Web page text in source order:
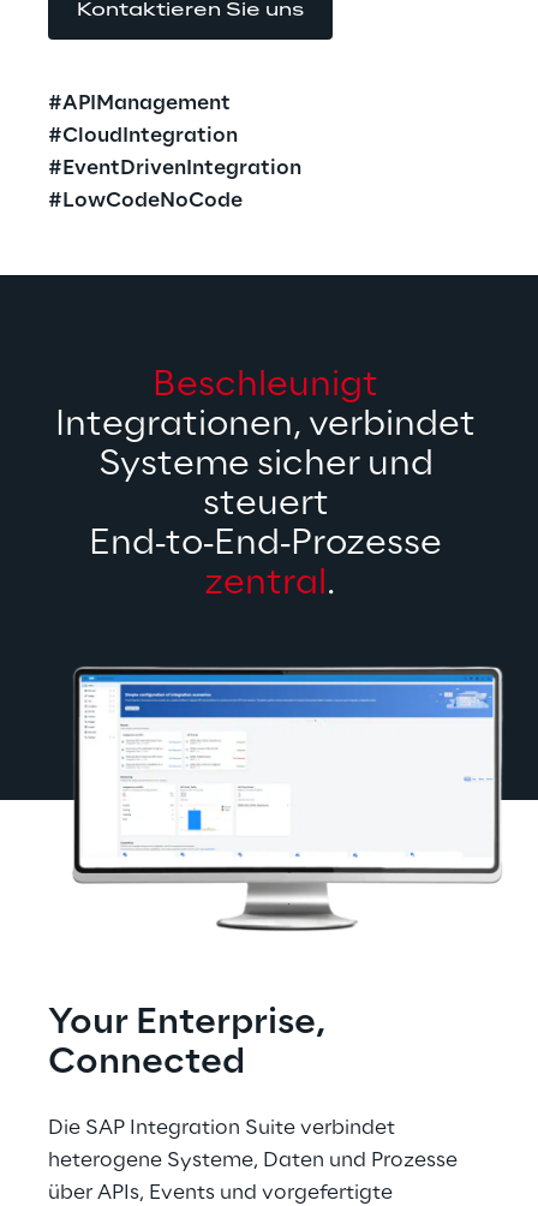
Kontaktieren Sie uns
#APIManagement
#CloudIntegration
#EventDrivenIntegration
#LowCodeNoCode
Beschleunigt
Integrationen, verbindet
Systeme sicher und
steuert
End‑to‑End‑Prozesse
zentral.
Your Enterprise,
Connected
Die SAP Integration Suite verbindet
heterogene Systeme, Daten und Prozesse
über APIs, Events und vorgefertigte